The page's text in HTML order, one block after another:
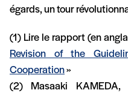
égards, un tour
(1) Lire le rapport (en
Revision of the
Cooperation»
(2) Masaaki KAMEDA,